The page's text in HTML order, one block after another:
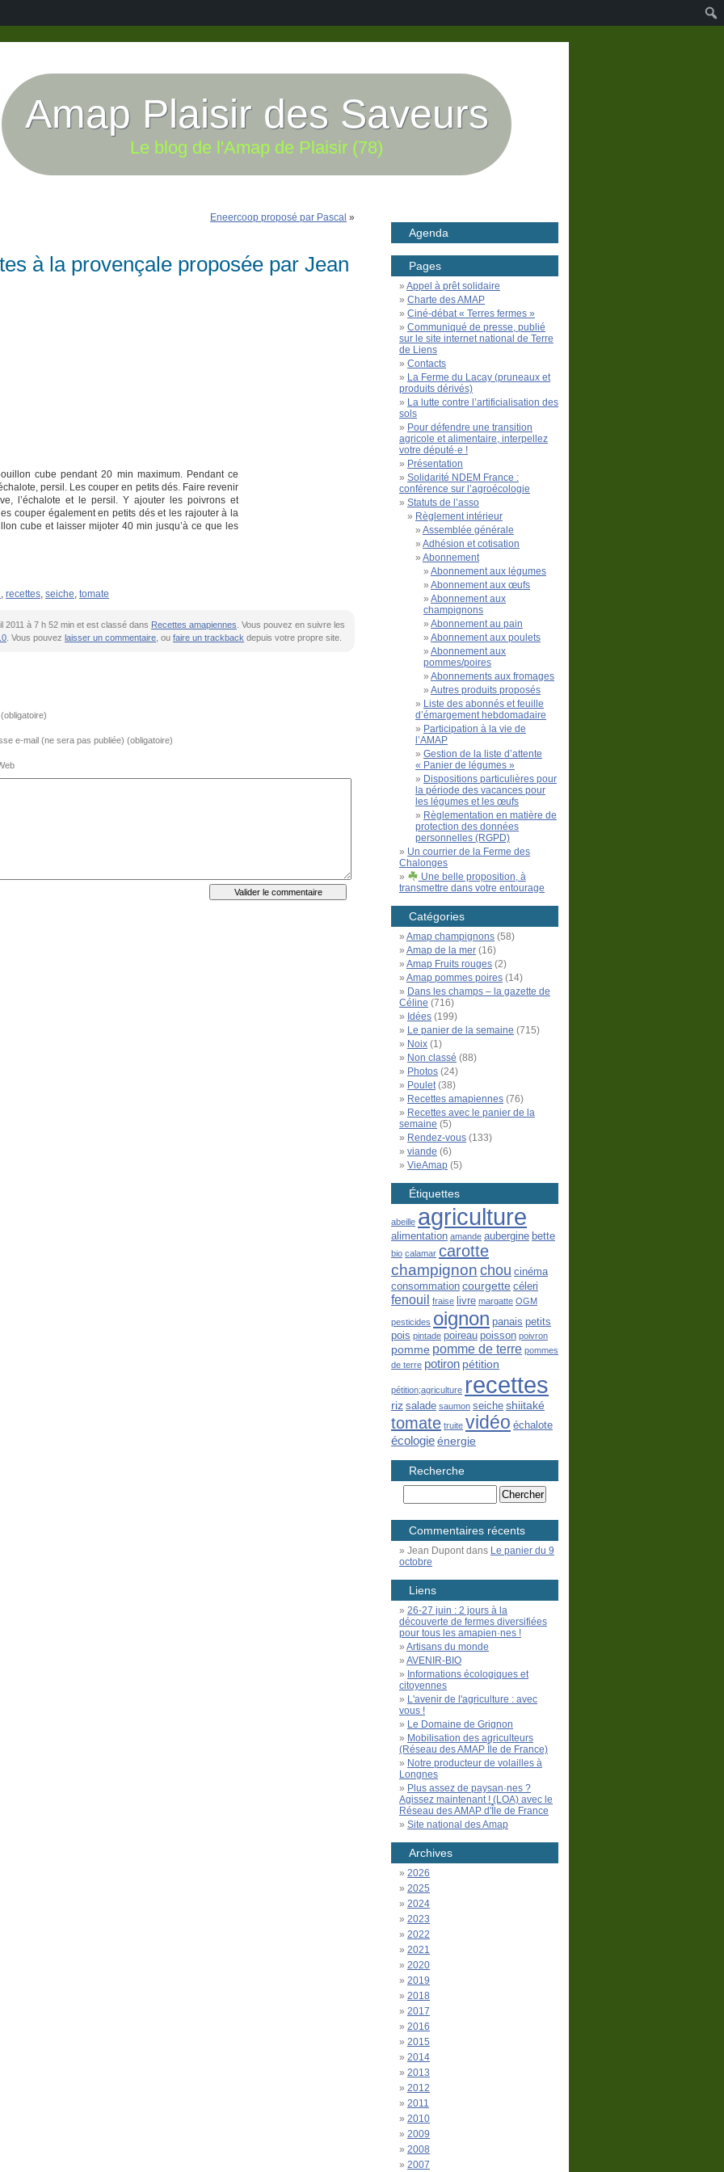
Amap Plaisir des Saveurs
Le blog de l'Amap de Plaisir (78)
Eneercoop proposé par Pascal »
à la provençale proposée par Jean
cube pendant 20 min maximum. Pendant ce
persil. Les couper en petits dés. Faire revenir
l’échalote et le persil. Y ajouter les poivrons et
couper également en petits dés et les rajouter à la
cube et laisser mijoter 40 min jusqu’à ce que les
, recettes, seiche, tomate
2011 à 7 h 52 min et est classé dans Recettes amapiennes . Vous pouvez en suivre les
. Vous pouvez laisser un commentaire , ou faire un trackback depuis votre propre site.
e-mail (ne sera pas publiée) (obligatoire)
Agenda
Pages
Appel à prêt solidaire
Charte des AMAP
Ciné-débat « Terres fermes »
Communiqué de presse, publié
sur le site internet national de Terre
de Liens
Contacts
La Ferme du Lacay (pruneaux et
produits dérivés)
La lutte contre l’artificialisation des
sols
Pour défendre une transition
agricole et alimentaire, interpellez
votre député·e !
Présentation
Solidarité NDEM France :
conférence sur l’agroécologie
Statuts de l’asso
Règlement intérieur
Assemblée générale
Adhésion et cotisation
Abonnement
Abonnement aux légumes
Abonnement aux œufs
Abonnement aux
champignons
Abonnement au pain
Abonnement aux poulets
Abonnement aux
pommes/poires
Abonnements aux fromages
Autres produits proposés
Liste des abonnés et feuille
d’émargement hebdomadaire
Participation à la vie de
l’AMAP
Gestion de la liste d’attente
« Panier de légumes »
Dispositions particulières pour
la période des vacances pour
les légumes et les œufs
Règlementation en matière de
protection des données
personnelles (RGPD)
Un courrier de la Ferme des
Chalonges
Une belle proposition, à
transmettre dans votre entourage
Catégories
Amap champignons (58)
Amap de la mer (16)
Amap Fruits rouges (2)
Amap pommes poires (14)
Dans les champs – la gazette de
Céline (716)
Idées (199)
Le panier de la semaine (715)
Noix (1)
Non classé (88)
Photos (24)
Poulet(38)
Recettes amapiennes (76)
Recettes avec le panier de la
semaine (5)
Rendez-vous (133)
viande (6)
VieAmap (5)
Étiquettes
abeille agriculture
alimentation amande aubergine bette
bio calamar carotte
champignon chou cinéma
consommation courgette céleri
fenouil fraise livre margatte OGM
pesticides oignon panais petits
pois pintade poireau poisson poivron
pomme pomme de terre pommes
de terre potiron pétition
pétition;agriculture recettes
riz salade saumon seiche shiitaké
tomate truite vidéo échalote
écologieénergie
Recherche
Commentaires récents
Jean Dupontdans Le panier du 9
octobre
Liens
26-27 juin : 2 jours à la
découverte de fermes diversifiées
pour tous les amapien·nes !
Artisans du monde
AVENIR-BIO
Informations écologiques et
citoyennes
L'avenir de l'agriculture : avec
vous !
Le Domaine de Grignon
Mobilisation des agriculteurs
(Réseau des AMAP Île de France)
Notre producteur de volailles à
Longnes
Plus assez de paysan·nes ?
Agissez maintenant ! (LOA) avec le
Réseau des AMAP d'Île de France
Site national des Amap
Archives
2026
2025
2024
2023
2022
2021
2020
2019
2018
2017
2016
2015
2014
2013
2012
2011
2010
2009
2008
2007